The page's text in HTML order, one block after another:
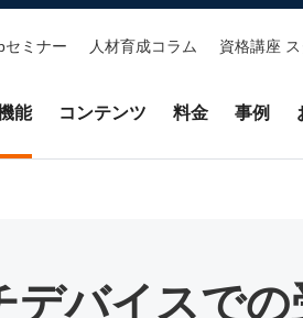
セミナー 人材育成コラム 資格講座
能 コンテンツ 料金 事例
デバイスでの